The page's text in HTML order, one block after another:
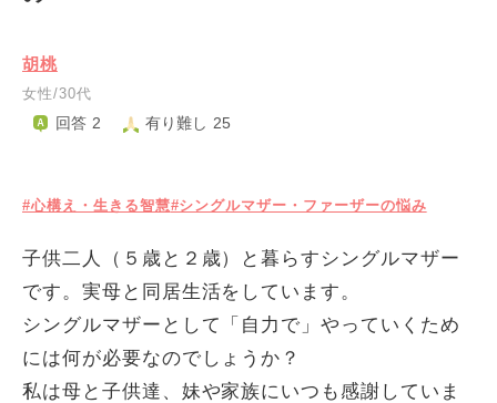
胡桃
女性/30代
回答 2 有り難し 25
#心構え・生きる智慧#シングルマザー・ファーザーの悩み
子供二人（５歳と２歳）と暮らすシングルマザー
です。実母と同居生活をしています。
シングルマザーとして「自力で」やっていくため
には何が必要なのでしょうか？
私は母と子供達、妹や家族にいつも感謝していま